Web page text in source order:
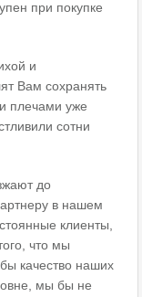
при покупке
и
Вам сохранять
плечами уже
сотни
до
в нашем
клиенты,
что мы
качество наших
мы бы не